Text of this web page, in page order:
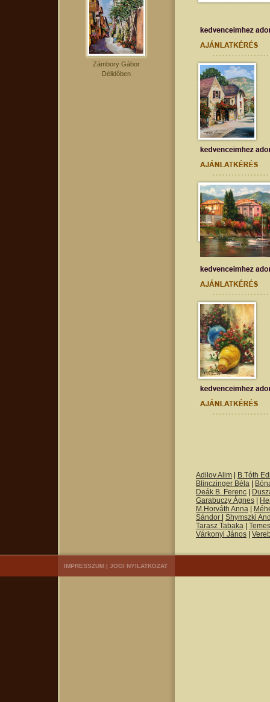
Zámbory Gábor
Délidőben
Adilov Alim
B.Tóth
Blinczinger Béla
Deák B. Ferenc
Garabuczy Ágnes
M.Horváth Anna
Sándor
Shymszki
Tarasz Tabaka
Várkonyi János
IMPRESSZUM | JOGI NYILATKOZAT